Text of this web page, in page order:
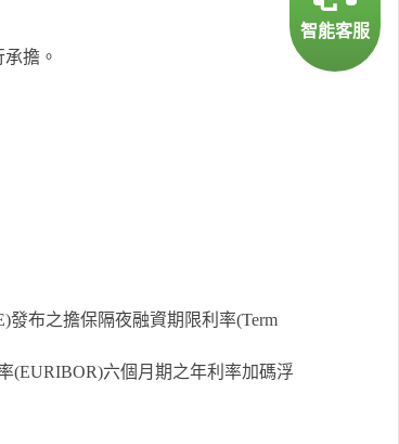
智能客服
擔。
布之擔保隔夜融資期限利率(Term
(EURIBOR)六個月期之年利率加碼浮